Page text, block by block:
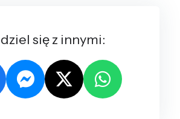
się z innymi: